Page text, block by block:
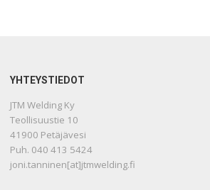
YHTEYSTIEDOT
JTM Welding Ky
Teollisuustie 10
41900 Petäjävesi
Puh. 040 413 5424
joni.tanninen[at]jtmwelding.fi